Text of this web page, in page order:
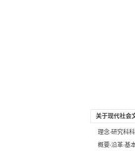
关于现代社会
理念·研究科
概要·沿革·基